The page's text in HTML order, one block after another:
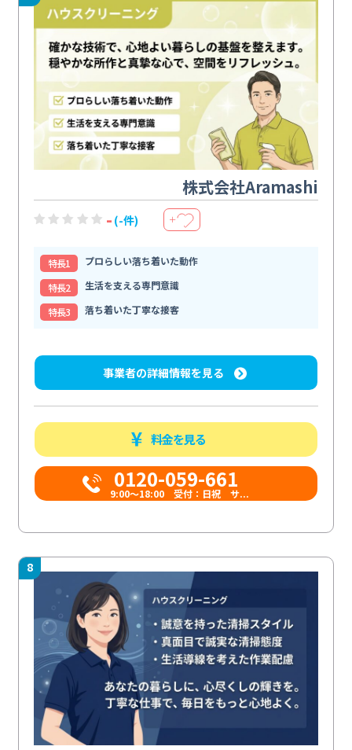
株式会社Aramashi
- (-件) ＋
特⻑1
プロらしい落ち着いた動作
特⻑2
生活を支える専門意識
特⻑3
落ち着いた丁寧な接客
事業者の詳細情報を見る
料金を見る
0120-059-661
9:00〜18:00 受付：日祝 サ...
8